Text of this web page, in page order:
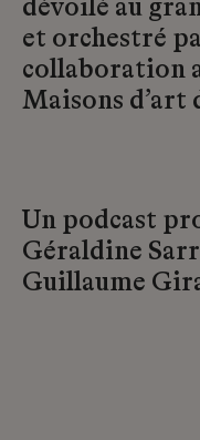
dévoilé au
et orchestré
collaboration
Maisons d’art
Un podcast
Géraldine
Guillaume